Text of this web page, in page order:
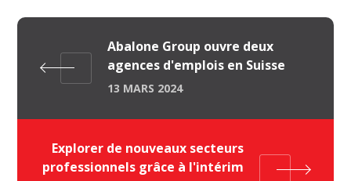
Abalone Group ouvre deux
agences d'emplois en Suisse
13 MARS 2024
Explorer de nouveaux secteurs
professionnels grâce à l'intérim